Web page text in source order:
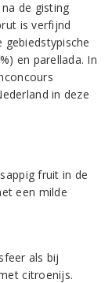
de gisting
is verfijnd
en parellada. In
in deze
fruit in de
een milde
als bij
citroenijs.